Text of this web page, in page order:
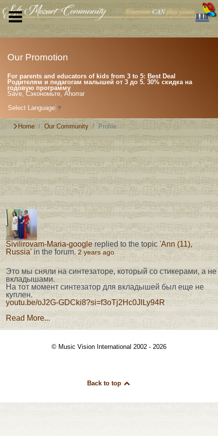
Our Promotion
For parents and educators of kids from 3 to 5: Best Deal
Родителям и педагогам малышей от 3 до 5. 30% скидка на
годовую программу
Save, Сэкономьте, Ahorrar
Select Language ▼
Home Our Community Profile
Sivilirovam-Maria-googlereplied to the topic 'Ann (11),
Russia' in the forum.2 years ago
Это мы сняли на синтезаторе, который со стикерами, а не
вкладышами.
На тот момент синтезатор для вкладышей был еще не
куплен.
youtu.be/oJ2G-GDCki8?si=f3oTj2Hc0JlLy94R
Read More...
© Music Vision International 2002 - 2026
Back to top